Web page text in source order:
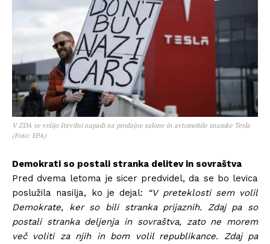
V ZDA se vršijo številni napadi na prodajne salone in avtomobile znamke Tesla
(Foto: EPA)
Demokrati so postali stranka delitev in sovraštva
Pred dvema letoma je sicer predvidel, da se bo levica
poslužila nasilja, ko je dejal: “V preteklosti sem volil
Demokrate, ker so bili stranka prijaznih. Zdaj pa so
postali stranka deljenja in sovraštva, zato ne morem
več voliti za njih in bom volil republikance. Zdaj pa